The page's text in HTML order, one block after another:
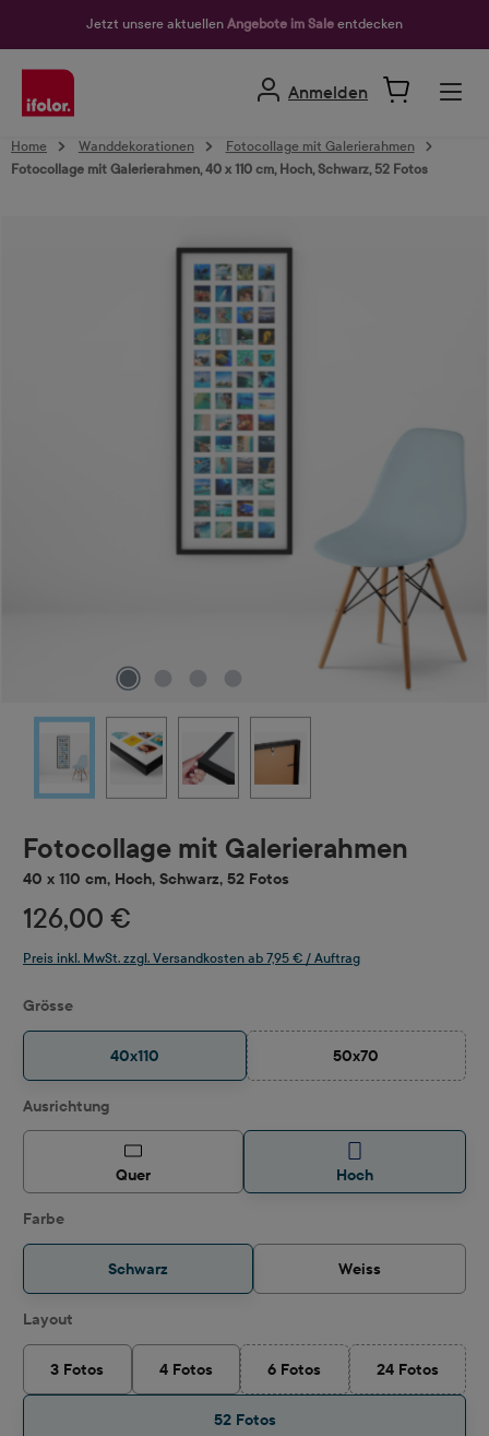
Jetzt unsere aktuellen Angebote im Sale entdecken
Anmelden
Home Wanddekorationen
Fotocollage mit Galerierahmen
Fotocollage mit Galerierahmen, 40 x 110 cm, Hoch, Schwarz, 52 Fotos
Fotocollage mit Galerierahmen
40 x 110 cm, Hoch, Schwarz, 52 Fotos
126,00 €
Preis inkl. MwSt. zzgl. Versandkosten ab 7,95 € / Auftrag
Grösseauswählen
40x110 50x70
(Diese Option ist
Ausrichtungauswählen
Quer Hoch
Farbeauswählen
Schwarz Weiss
Layout
3 Fotos 4 Fotos 6 Fotos
(Diese Option ist zurzeit nicht
24 Fotos
(Diese
52 Fotos